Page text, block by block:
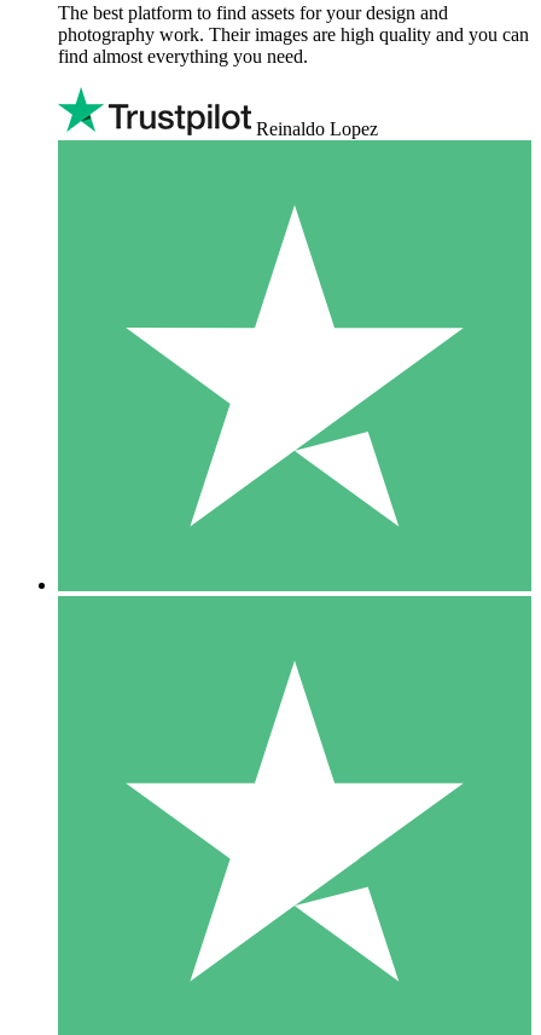
The best platform to find assets for your design and
photography work. Their images are high quality and you can
find almost everything you need.
Reinaldo Lopez